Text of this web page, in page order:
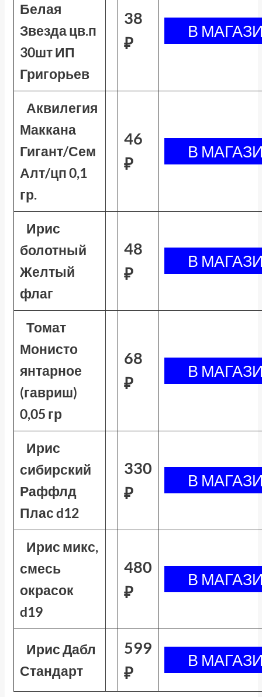
Белая
Звезда цв.п
30шт ИП
Григорьев
38
₽
Аквилегия
Маккана
Гигант/Сем
Алт/цп 0,1
гр.
46
₽
Ирис
болотный
Желтый
флаг
48
₽
Томат
Монисто
янтарное
(гавриш)
0,05 гр
68
₽
Ирис
сибирский
Раффлд
Плас d12
330
₽
Ирис микс,
смесь
окрасок
d19
480
₽
Ирис Дабл
Стандарт
599
₽